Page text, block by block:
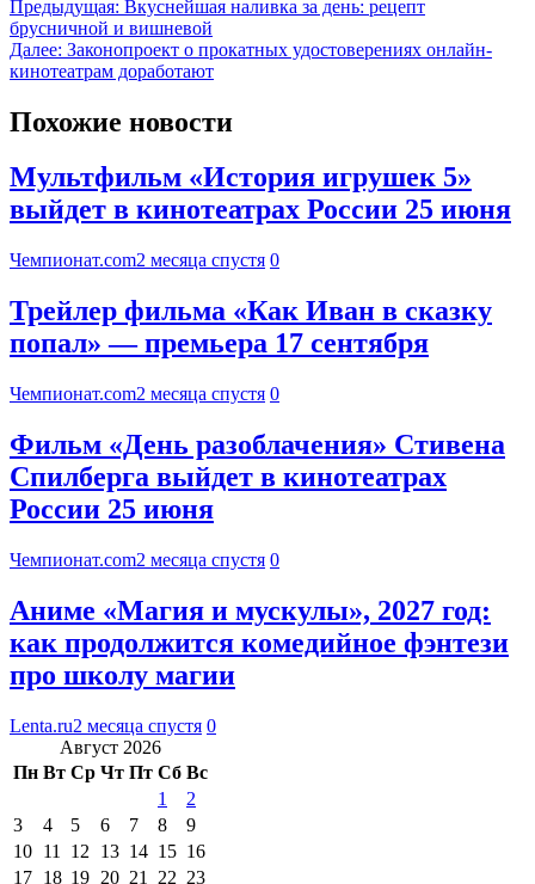
Предыдущая: Вкуснейшая наливка за день: рецепт
брусничной и вишневой
Далее: Законопроект о прокатных удостоверениях онлайн-
кинотеатрам доработают
Похожие новости
Мультфильм «История игрушек 5»
выйдет в кинотеатрах России 25 июня
Чемпионат.com2 месяца спустя 0
Трейлер фильма «Как Иван в сказку
попал» — премьера 17 сентября
Чемпионат.com2 месяца спустя 0
Фильм «День разоблачения» Стивена
Спилберга выйдет в кинотеатрах
России 25 июня
Чемпионат.com2 месяца спустя 0
Аниме «Магия и мускулы», 2027 год:
как продолжится комедийное фэнтези
про школу магии
Lenta.ru2 месяца спустя 0
Август 2026
Пн Вт Ср Чт Пт Сб Вс
1
2
3
4 5 6 7 8
9
10 11 12 13 14 15 16
17 18 19 20 21 22 23